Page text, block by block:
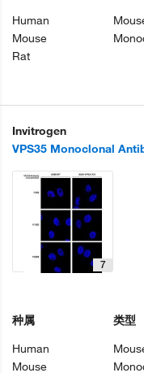
Human
Mouse
Rat
Invitrogen
VPS35 Monoclonal
7
种属
Human
Mouse
类型